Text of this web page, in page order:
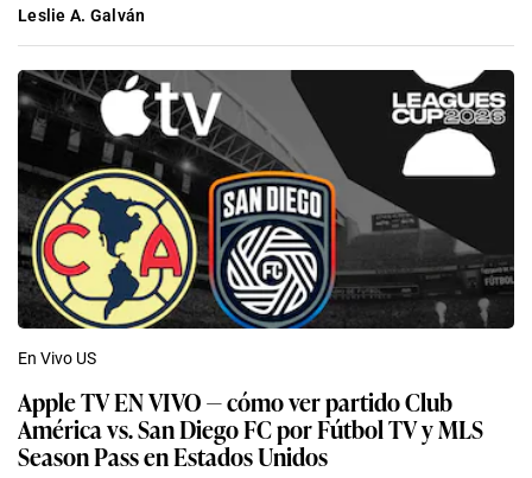
Leslie A. Galván
En Vivo US
Apple TV EN VIVO — cómo ver partido Club
América vs. San Diego FC por Fútbol TV y MLS
Season Pass en Estados Unidos